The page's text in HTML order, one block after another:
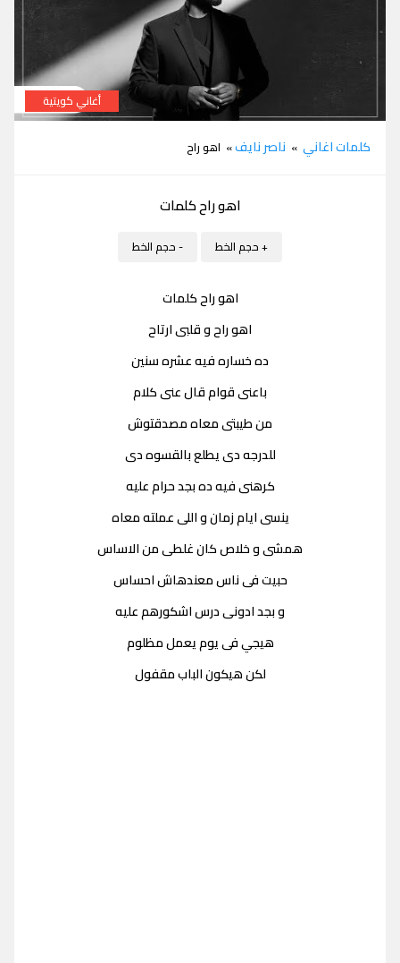
أغاني كويتية
كلمات اغاني » ناصر نايف» اهو راح
اهو راح كلمات
+ حجم الخط - حجم الخط
اهو راح كلمات
اهو راح و قلبى ارتاح
ده خساره فيه عشره سنين
باعنى قوام قال عنى كلام
من طيبتى معاه مصدقتوش
للدرجه دى يطلع بالقسوه دى
كرهنى فيه ده بجد حرام عليه
ينسى ايام زمان و اللى عملته معاه
همشى و خلاص كان غلطى من الاساس
حبيت فى ناس معندهاش احساس
و بجد ادونى درس اشكورهم عليه
هيجي فى يوم يعمل مظلوم
لكن هيكون الباب مقفول